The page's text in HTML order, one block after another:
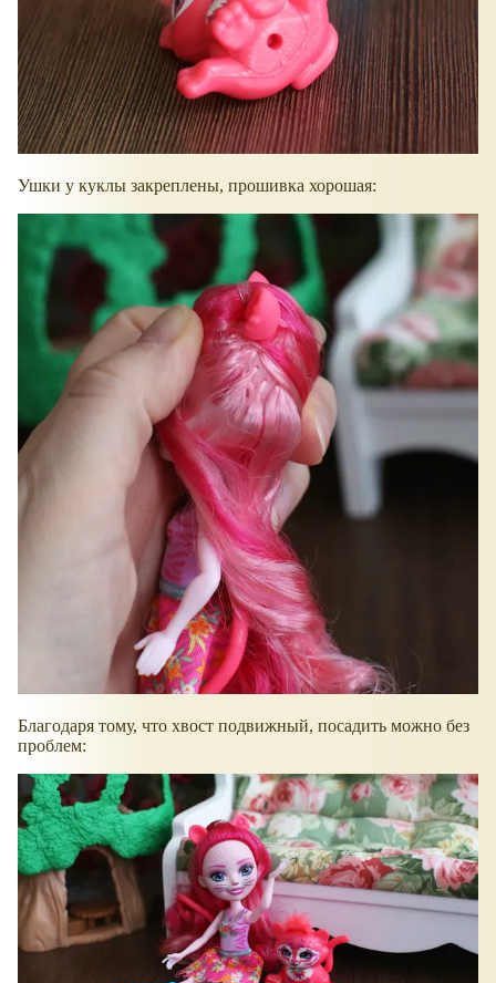
Ушки у куклы закреплены, прошивка хорошая:
Благодаря тому, что хвост подвижный, посадить можно без
проблем: